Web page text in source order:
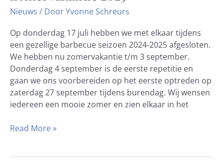
Nieuws / DoorYvonne Schreurs
Op donderdag 17 juli hebben we met elkaar tijdens
een gezellige barbecue seizoen 2024-2025 afgesloten.
We hebben nu zomervakantie t/m 3 september.
Donderdag 4 september is de eerste repetitie en
gaan we ons voorbereiden op het eerste optreden op
zaterdag 27 september tijdens burendag. Wij wensen
iedereen een mooie zomer en zien elkaar in het
Read More »